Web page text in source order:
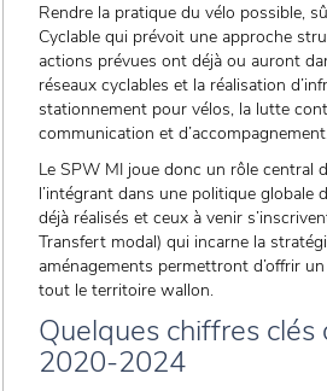
Rendre la pratique du vélo possible,
Cyclable qui prévoit une approche
actions prévues ont déjà ou auront
réseaux cyclables et la réalisation
stationnement pour vélos, la lutte
communication et
Le SPW MI joue donc un rôle central
l’intégrant dans une politique
déjà réalisés et ceux à venir
Transfert modal) qui incarne la
aménagements permettront d’offrir
tout le territoire wallon.
Quelques chiffres
2020-2024